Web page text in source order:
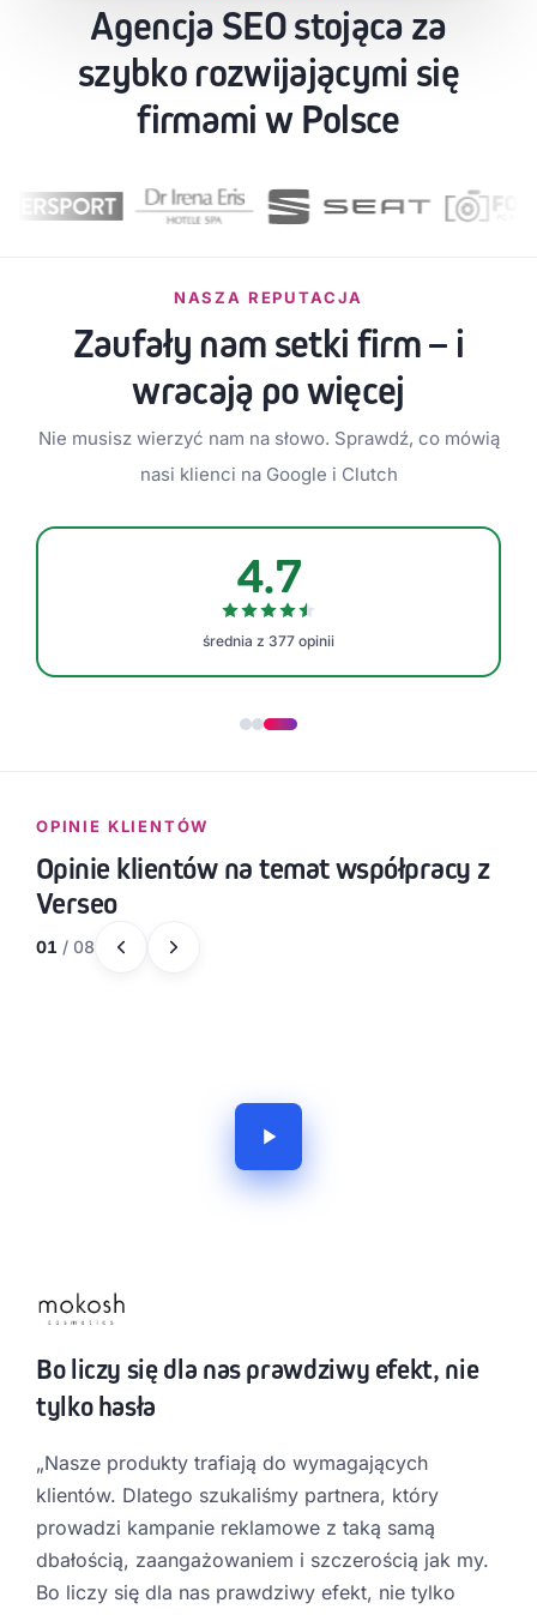
Agencja SEO stojąca za
szybko rozwijającymi się
firmami w Polsce
NASZA REPUTACJA
Zaufały nam setki firm – i
wracają po więcej
Nie musisz wierzyć nam na słowo. Sprawdź, co mówią
nasi klienci na Google i Clutch
4.7
średnia z 377 opinii
OPINIE KLIENTÓW
Opinie klientów na temat współpracy z
Verseo
01 / 08
Bo liczy się dla nas prawdziwy efekt, nie
tylko hasła
„Nasze produkty trafiają do wymagających
klientów. Dlatego szukaliśmy partnera, który
prowadzi kampanie reklamowe z taką samą
dbałością, zaangażowaniem i szczerością jak my.
Bo liczy się dla nas prawdziwy efekt, nie tylko